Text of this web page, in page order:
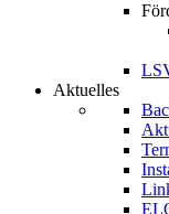
Aktuelles